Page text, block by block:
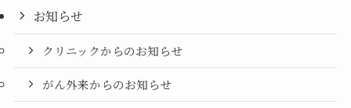
お知らせ
クリニックからのお知らせ
がん外来からのお知らせ